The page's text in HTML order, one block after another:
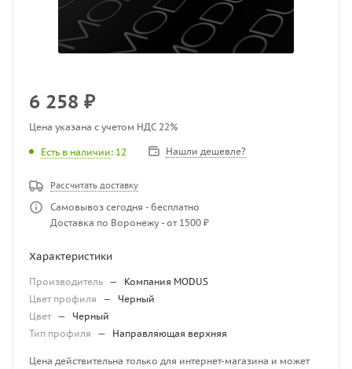
6 258 ₽
Цена указана с учетом НДС 22%
Есть в наличии: 12 Нашли дешевле?
Рассчитать доставку
Самовывоз сегодня - бесплатно
Доставка по Воронежу - от 1500 ₽
Характеристики
Производитель —
Компания MODUS
Цвет профиля
—
Черный
Цвет —
Черный
Тип профиля
— Направляющая верхняя
Цена действительна только для интернет-магазина и может